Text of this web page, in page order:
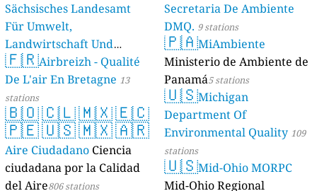
Sächsisches Landesamt
Für Umwelt,
Landwirtschaft Und
Geologie) 50 stations
🇫🇷Airbreizh - Qualité
De L'air En Bretagne 13
stations
🇧🇴🇨🇱🇲🇽🇪🇨
🇵🇪🇺🇸🇲🇽🇦🇷
Aire Ciudadano Ciencia
ciudadana por la Calidad
del Aire806 stations
Secretaria De Ambiente
DMQ. 9 stations
🇵🇦MiAmbiente
Ministerio de Ambiente de
Panamá5 stations
🇺🇸Michigan
Department Of
Environmental Quality 109
stations
🇺🇸Mid-Ohio MORPC
Mid-Ohio Regional